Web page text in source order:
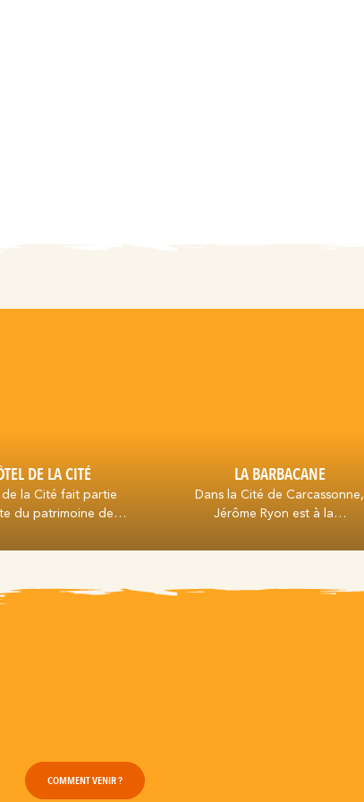
DE LA CITÉ
de la Cité fait partie
du patrimoine de…
LA BARBACANE
Dans la Cité de Carcassonne,
Jérôme Ryon est à la…
COMMENT VENIR ?